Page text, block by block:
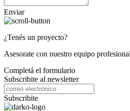
Enviar
¿Tenés un proyecto?
Asesorate con nuestro equipo
Completá el formulario
Subscribite al newsletter
Subscribite